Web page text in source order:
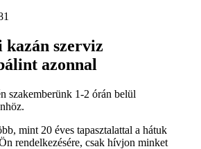
szerviz
azonnal
szakemberünk 1-2 órán belül
mint 20 éves tapasztalattal a hátuk
rendelkezésére, csak hívjon minket